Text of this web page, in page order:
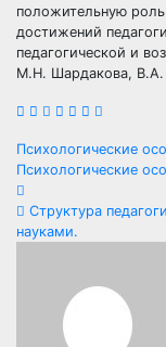
положительную
достижений
педагогической и
М.Н. Шардакова, В.А.
по
записям
Психологические
Психологические
Структура
науками.